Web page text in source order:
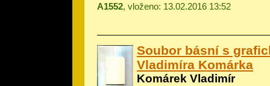
A1552, vloženo: 13.02.2016 13:52
Soubor básní s
Vladimíra Komárka
Komárek Vladimír